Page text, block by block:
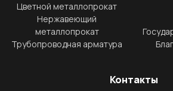
Цветной металлопрокат
Нержавеющий
металлопрокат
Трубопроводная арматура
Контакты